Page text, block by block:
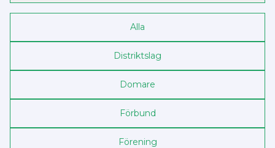
Alla
Distriktslag
Domare
Förbund
Förening